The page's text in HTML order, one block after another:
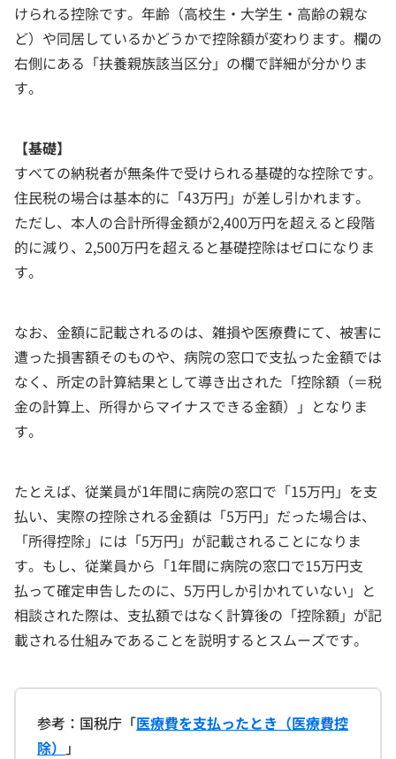
けられる控除です。年齢（高校生・大学生・高齢の親な
ど）や同居しているかどうかで控除額が変わります。欄の
右側にある「扶養親族該当区分」の欄で詳細が分かりま
す。
【基礎】
すべての納税者が無条件で受けられる基礎的な控除です。
住民税の場合は基本的に「43万円」が差し引かれます。
ただし、本人の合計所得金額が2,400万円を超えると段階
的に減り、2,500万円を超えると基礎控除はゼロになりま
す。
なお、金額に記載されるのは、雑損や医療費にて、被害に
遭った損害額そのものや、病院の窓口で支払った金額では
なく、所定の計算結果として導き出された「控除額（＝税
金の計算上、所得からマイナスできる金額）」となりま
す。
たとえば、従業員が1年間に病院の窓口で「15万円」を支
払い、実際の控除される金額は「5万円」だった場合は、
「所得控除」には「5万円」が記載されることになりま
す。もし、従業員から「1年間に病院の窓口で15万円支
払って確定申告したのに、5万円しか引かれていない」と
相談された際は、支払額ではなく計算後の「控除額」が記
載される仕組みであることを説明するとスムーズです。
参考：国税庁「医療費を支払ったとき（医療費控
除） 」